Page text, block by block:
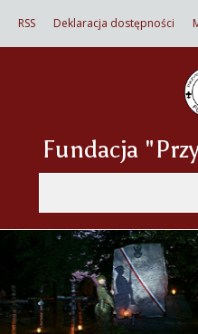
RSS Deklaracja dostępności
Fundacja